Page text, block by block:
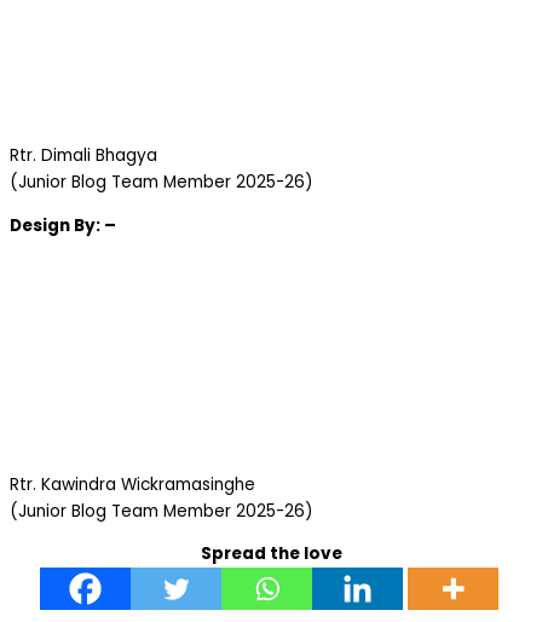
Rtr. Dimali Bhagya
(Junior Blog Team Member 2025-26)
Design By: –
Rtr. Kawindra Wickramasinghe
(Junior Blog Team Member 2025-26)
Spread the love